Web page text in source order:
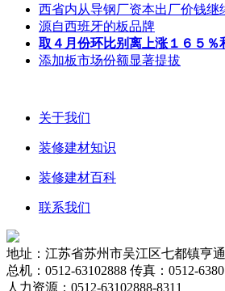
西省内从导钢厂资本出厂价钱继
源自西班牙的板品牌
取４月份环比别离上涨１６５％
添加板市场份额显著提拔
关于我们
装修建材知识
装修建材百科
联系我们
地址：江苏省苏州市吴江区七都镇亨
总机：0512-63102888 传真：0512-
人力资源：0512-63102888-8311